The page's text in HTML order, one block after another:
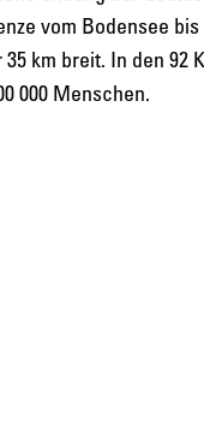
vom Bodensee
km breit. In den 92
000 Menschen.